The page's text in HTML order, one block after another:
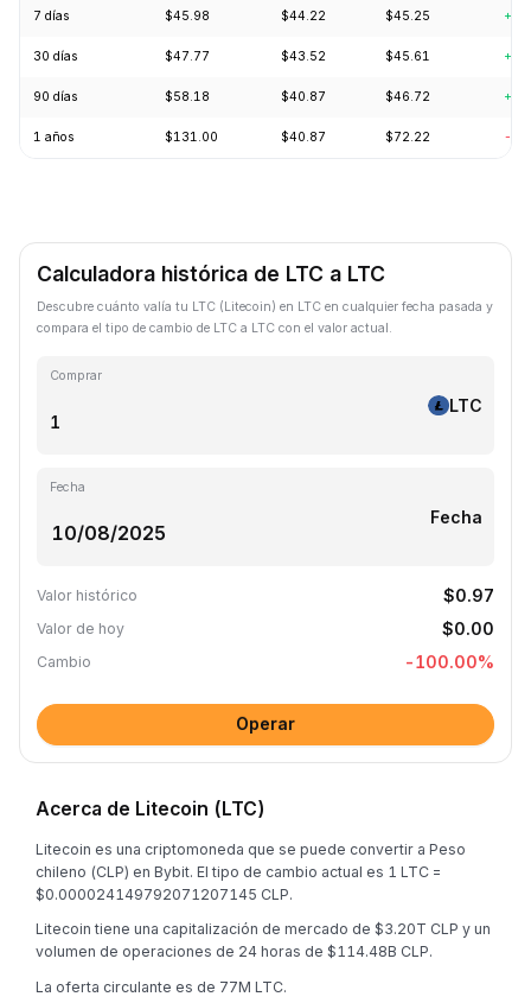
7 días $45.98 $44.22 $45.25
30 días $47.77 $43.52 $45.61
90 días $58.18 $40.87 $46.72
1 años $131.00 $40.87 $72.22 -
Calculadora histórica de LTC a LTC
Descubre cuánto valía tu LTC (Litecoin) en LTC en cualquier fecha pasada y
compara el tipo de cambio de LTC a LTC con el valor actual.
Comprar
LTC
Fecha
Fecha
Valor histórico $0.97
Valor de hoy $0.00
Cambio -100.00%
Operar
Acerca de Litecoin (LTC)
Litecoin es una criptomoneda que se puede convertir a Peso
chileno (CLP) en Bybit. El tipo de cambio actual es 1 LTC =
$0.000024149792071207145 CLP.
Litecoin tiene una capitalización de mercado de $3.20T CLP y un
volumen de operaciones de 24 horas de $114.48B CLP.
La oferta circulante es de 77M LTC.